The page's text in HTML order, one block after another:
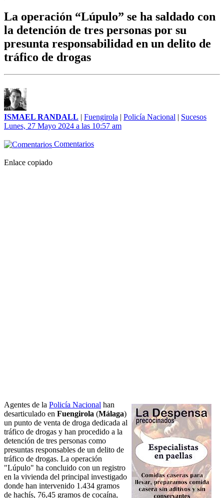
La operación “Lúpulo” se ha saldado con
la detención de tres personas por su
presunta responsabilidad en un delito de
tráfico de drogas
ISMAEL RANDALL | Fuengirola | Policía Nacional | Sucesos
Lunes, 27 Mayo 2024 a las 10:57 am
Comentarios
Enlace copiado
Agentes de la Policía Nacional han
desarticulado en Fuengirola (Málaga)
un punto de venta de droga dedicada al
tráfico de drogas y han procedido a la
detención de tres personas como
presuntas responsables de un delito de
tráfico de drogas. La operación
"Lúpulo" ha concluido con un registro
en la vivienda del principal investigado
donde han intervenido 1.434 gramos
de hachís, 76,45 gramos de cocaína,